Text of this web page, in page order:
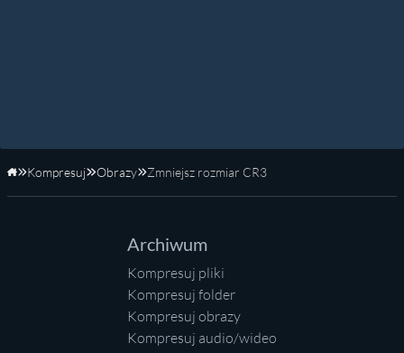
Strona główna
Kompresuj Obrazy Zmniejsz rozmiar CR3
Archiwum
Kompresuj pliki
Kompresuj folder
Kompresuj obrazy
Kompresuj audio/wideo